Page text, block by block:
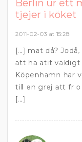
Berlin ur ett
tjejer i köket
2011-02-03 at 15:28
[…] mat då?
att ha ätit väldigt
Köpenhamn har
till en grej att fr
[…]